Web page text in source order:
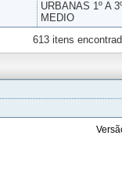
URBANAS 1º A
MEDIO
613 itens